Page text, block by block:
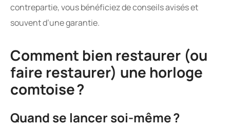
contrepartie, vous bénéficiez de conseils avisés et
souvent d’une garantie.
Comment bien restaurer (ou
faire restaurer) une horloge
comtoise ?
Quand se lancer soi-même ?